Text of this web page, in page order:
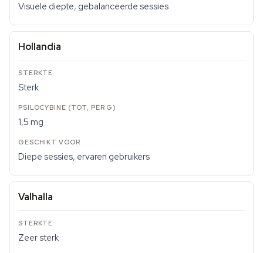
Visuele diepte, gebalanceerde sessies
Hollandia
Sterk
1,5 mg
Diepe sessies, ervaren gebruikers
Valhalla
Zeer sterk